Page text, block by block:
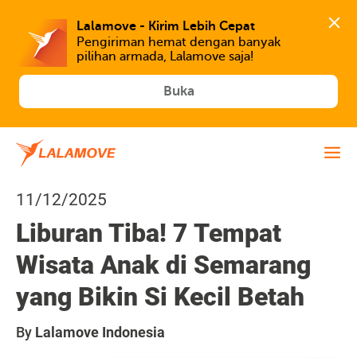
Lalamove - Kirim Lebih Cepat
Pengiriman hemat dengan banyak
Buka
11/12/2025
Liburan Tiba! 7 Tempat
Wisata Anak di Semarang
yang Bikin Si Kecil Betah
By Lalamove Indonesia